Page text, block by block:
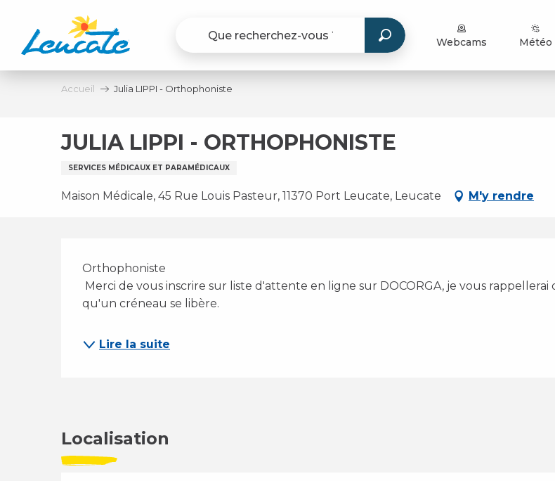
contenu
principal
Webcams Météo
Accueil Julia LIPPI - Orthophoniste
JULIA LIPPI - ORTHOPHONISTE
SERVICES MÉDICAUX ET PARAMÉDICAUX
Maison Médicale, 45 Rue Louis Pasteur, 11370 Port Leucate, Leucate M'y rendre
Description
Orthophoniste
qu'un créneau se libère.
Lire la suite
Localisation